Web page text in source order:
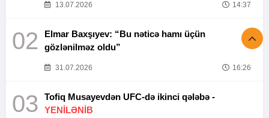
13.07.2026 14:37
02
Elmar Baxşıyev: “Bu nəticə hamı üçün
gözlənilməz oldu”
31.07.2026 16:26
03
Tofiq Musayevdən UFC-də ikinci qələbə -
YENİLƏNİB